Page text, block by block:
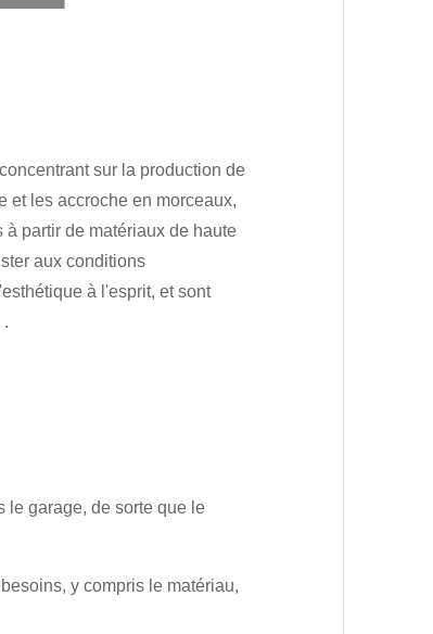
sur la production de
et les accroche en morceaux,
partir de matériaux de haute
aux conditions
à l'esprit, et sont
.
le garage, de sorte que le
y compris le matériau,